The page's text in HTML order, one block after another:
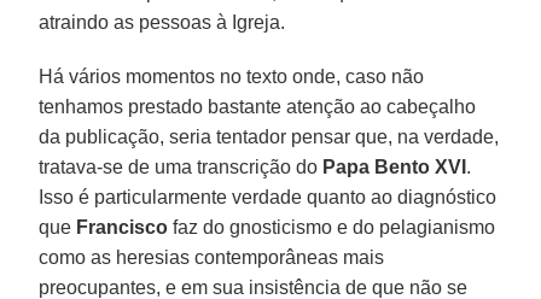
atraindo as pessoas à Igreja.
Há vários momentos no texto onde, caso não
tenhamos prestado bastante atenção ao cabeçalho
da publicação, seria tentador pensar que, na verdade,
tratava-se de uma transcrição do Papa Bento XVI .
Isso é particularmente verdade quanto ao diagnóstico
que Francisco faz do gnosticismo e do pelagianismo
como as heresias contemporâneas mais
preocupantes, e em sua insistência de que não se